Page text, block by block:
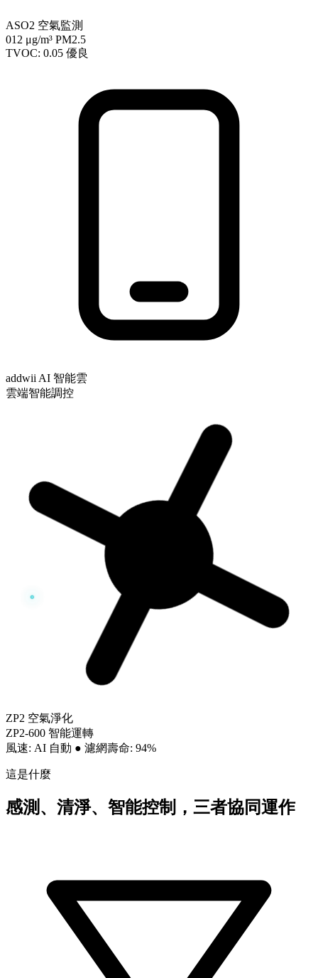
ASO2 空氣監測
012 μg/m³ PM2.5
TVOC: 0.05 優良
addwii AI 智能雲
雲端智能調控
ZP2 空氣淨化
ZP2-600 智能運轉
風速: AI 自動 ● 濾網壽命: 94%
這是什麼
感測、清淨、智能控制，三者協同運作